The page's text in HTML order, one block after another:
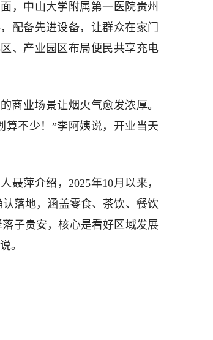
，中山大学附属第一医院贵州
配备先进设备，让群众在家门
、产业园区布局便民共享充电
商业场景让烟火气愈发浓厚。
算不少！”李阿姨说，开业当天
聂萍介绍，2025年10月以来，
落地，涵盖零食、茶饮、餐饮
子贵安，核心是看好区域发展
。